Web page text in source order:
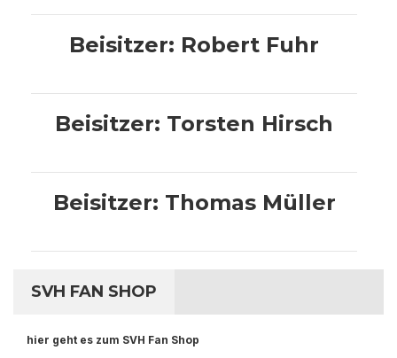
Beisitzer: Robert Fuhr
Beisitzer: Torsten Hirsch
Beisitzer: Thomas Müller
SVH FAN SHOP
hier geht es zum SVH Fan Shop